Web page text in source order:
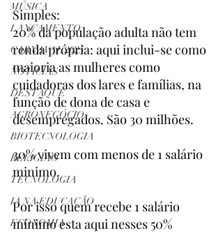
MÚSICA
LANÇAMENTO
CARNAVAL 2025
NOTÍCIAS
DESTAQUE
AGRONEGÓCIO
BIOTECNOLOGIA
RELIGIÃO
TECNOLOGIA
IA NA EDUCAÇÃO
ECONOMIA
Simples:
20% da população adulta não tem
renda própria: aqui inclui-se como
maioria as mulheres como
cuidadoras dos lares e famílias, na
função de dona de casa e
desempregados. São 30 milhões.
30% vivem com menos de 1 salário
minimo.
Por isso quem recebe 1 salário
mínimo esta aqui nesses 50%